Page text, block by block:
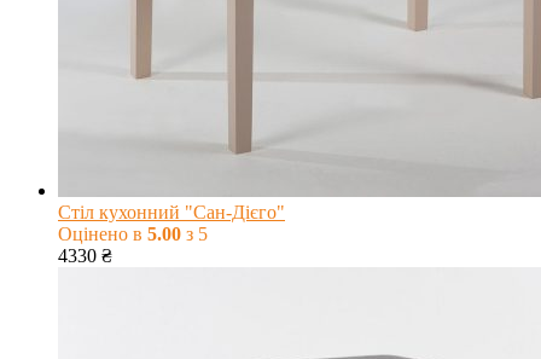
Стіл кухонний "Сан-Дієго"
Оцінено в 5.00 з 5
4330 ₴